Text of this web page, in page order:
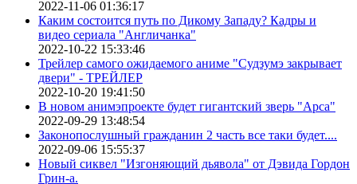
2022-11-06 01:36:17
Каким состоится путь по Дикому Западу? Кадры и
видео сериала "Англичанка"
2022-10-22 15:33:46
Трейлер самого ожидаемого аниме "Судзумэ закрывает
двери" - ТРЕЙЛЕР
2022-10-20 19:41:50
В новом анимэпроекте будет гигантский зверь "Арса"
2022-09-29 13:48:54
Законопослушный гражданин 2 часть все таки будет....
2022-09-06 15:55:37
Новый сиквел "Изгоняющий дьявола" от Дэвида Гордон
Грин-а.